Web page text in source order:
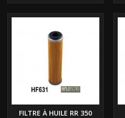
FILTRE À HUILE RR 350